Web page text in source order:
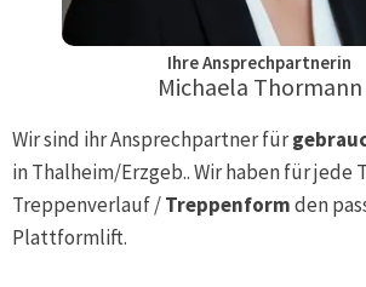
Ihre Ansprechpartnerin
Michaela Thormann
Wir sind ihr Ansprechpartner für
inThalheim/Erzgeb.. Wir haben für jede
Treppenverlauf /Treppenformden
Plattformlift.